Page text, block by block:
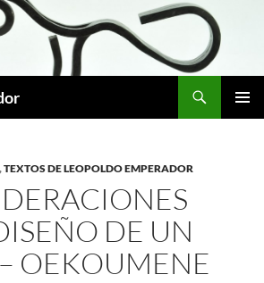
,TEXTOS DE LEOPOLDO EMPERADOR
DE UN
OEKOUMENE